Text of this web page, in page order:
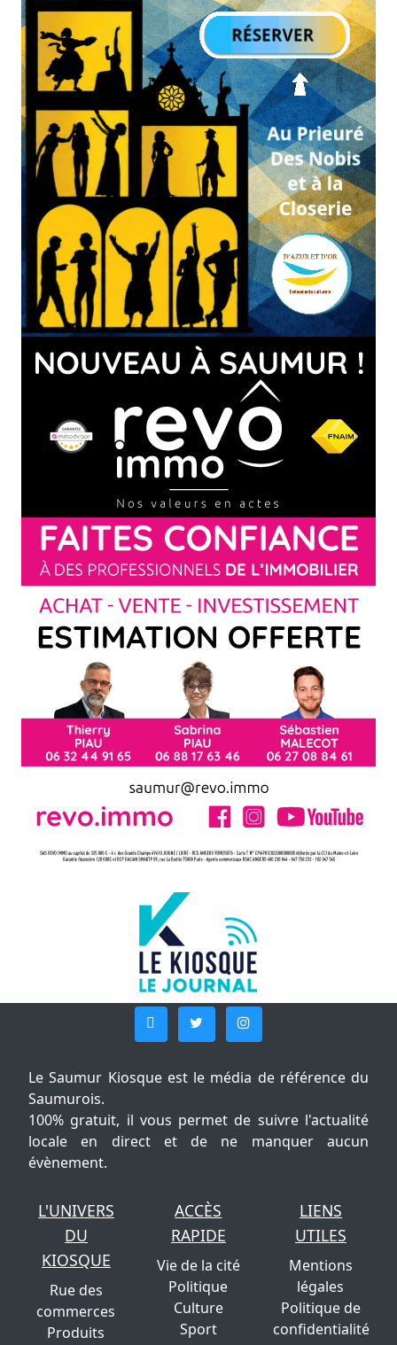
Le Saumur Kiosque est le média de référence du
Saumurois.
100% gratuit, il vous permet de suivre l'actualité
locale en direct et de ne manquer aucun
évènement.
L'UNIVERS
DU
KIOSQUE
Rue des
commerces
Produits
ACCÈS
RAPIDE
Vie de la cité
Politique
Culture
Sport
LIENS
UTILES
Mentions
légales
Politique de
confidentialité